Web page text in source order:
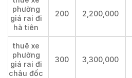
phường
giá rai đi
hà tiên
200 2,200,000
thuê xe
phường
giá rai đi
châu đốc
300 3,300,000